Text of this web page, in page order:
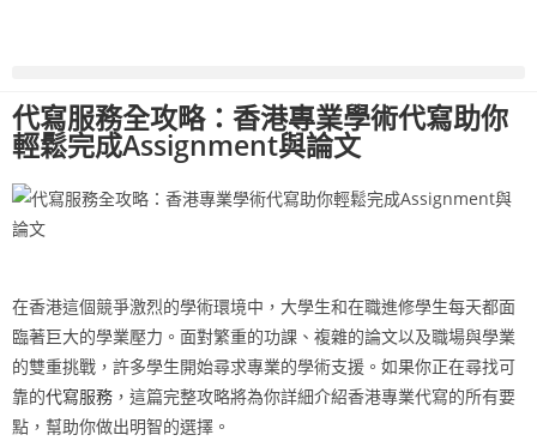
代寫服務全攻略：香港專業學術代寫助你
輕鬆完成Assignment與論文
在香港這個競爭激烈的學術環境中，大學生和在職進修學生每天都面
臨著巨大的學業壓力。面對繁重的功課、複雜的論文以及職場與學業
的雙重挑戰，許多學生開始尋求專業的學術支援。如果你正在尋找可
靠的代寫服務 ，這篇完整攻略將為你詳細介紹香港專業代寫的所有要
點，幫助你做出明智的選擇。